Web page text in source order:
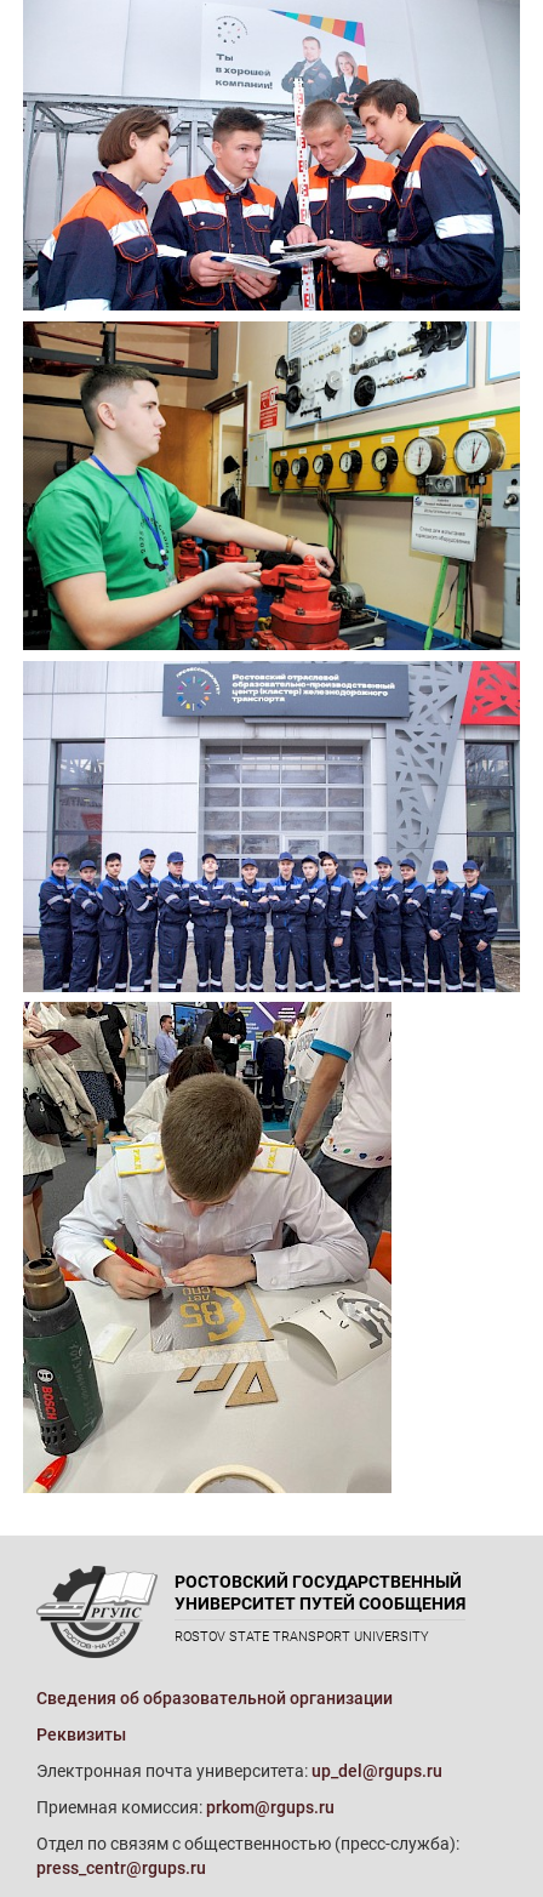
РОСТОВСКИЙ ГОСУДАРСТВЕННЫЙ
УНИВЕРСИТЕТ ПУТЕЙ СООБЩЕНИЯ
ROSTOV STATE TRANSPORT UNIVERSITY
Сведения об образовательной организации
Реквизиты
Электронная почта университета:up_del@rgups.ru
Приемная комиссия:prkom@rgups.ru
Отдел по связям с общественностью (пресс-служба):
press_centr@rgups.ru